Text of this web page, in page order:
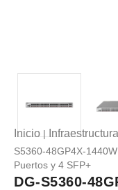
Inicio |
S5360-48GP4X-
Puertos y 4 SFP+
DG-S5360-